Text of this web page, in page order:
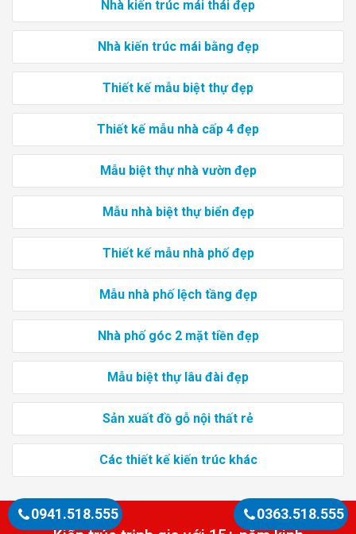
Nhà kiến trúc mái thái đẹp
Nhà kiến trúc mái bằng đẹp
Thiết kế mẫu biệt thự đẹp
Thiết kế mẫu nhà cấp 4 đẹp
Mẫu biệt thự nhà vườn đẹp
Mẫu nhà biệt thự biển đẹp
Thiết kế mẫu nhà phố đẹp
Mẫu nhà phố lệch tầng đẹp
Nhà phố góc 2 mặt tiền đẹp
Mẫu biệt thự lâu đài đẹp
Sản xuất đồ gỗ nội thất rẻ
Các thiết kế kiến trúc khác
0941.518.555 0363.518.555